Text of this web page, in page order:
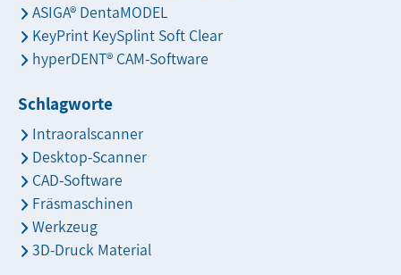
ASIGA® DentaMODEL
KeyPrint KeySplint Soft Clear
hyperDENT® CAM-Software
Schlagworte
Intraoralscanner
Desktop-Scanner
CAD-Software
Fräsmaschinen
Werkzeug
3D-Druck Material